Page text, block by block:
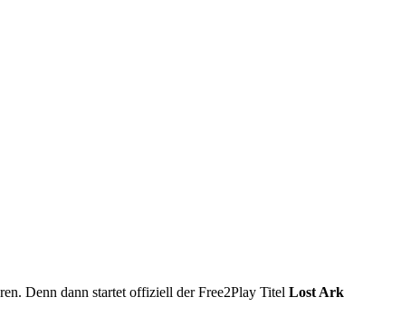
Denn dann startet offiziell der Free2Play Titel Lost Ark